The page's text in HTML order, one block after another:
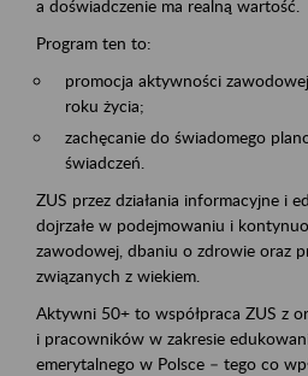
a doświadczenie ma realną wartość.
Program ten to:
promocja aktywności
roku życia;
zachęcanie do świadomego
świadczeń.
ZUS przez działania informacyjne i
dojrzałe w podejmowaniu i
zawodowej, dbaniu o zdrowie oraz
związanych z wiekiem.
Aktywni 50+ to współpraca ZUS z
i pracowników w zakresie
emerytalnego w Polsce – tego co